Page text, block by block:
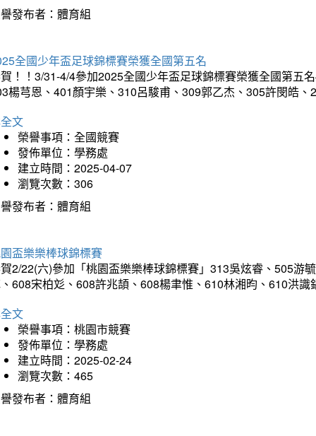
發布者：體育組
全國少年盃足球錦標賽榮獲全國第五名
！！3/31-4/4參加2025全國少年盃足球錦標賽榮獲全國第五
楊芎恩、401顏宇樂、310呂駿甫、309郭乙杰、305許閔皓
文
榮譽事項：全國競賽
發佈單位：學務處
建立時間：2025-04-07
瀏覽次數：306
發布者：體育組
盃樂樂棒球錦標賽
2/22(六)參加「桃園盃樂樂棒球錦標賽」313吳炫睿、505游
608宋柏彣、608許兆頡、608楊聿惟、610林湘昀、610洪
文
榮譽事項：桃園市競賽
發佈單位：學務處
建立時間：2025-02-24
瀏覽次數：465
發布者：體育組